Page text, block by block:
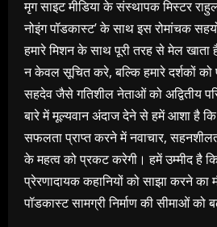
मृग साइट मीडिया के संस्थापक मिस्टर
नोइंग पॉडकास्ट’ के साथ इस रोमांचक
हमारे मिशन के साथ पूरी तरह से मेल खाता
न केवल सूचित करे, बल्कि हमारे दर्शकों
सहदेव जैसे गतिशील नेताओं को अद्वितीय
बारे में मूल्यवान अंदाज देने से हमें आशा है
सफलता प्राप्त करने में नवाचार,
के महत्व को प्रकट करेगी। हमें उम्मीद है
प्रेरणादायक कहानियों को साझा करने का
पॉडकास्ट सामग्री निर्माण की सीमाओं को